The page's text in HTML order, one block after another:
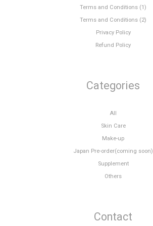
Terms and Conditions (1)
Terms and Conditions (2)
Privacy Policy
Refund Policy
Categories
All
Skin Care
Make-up
Japan Pre-order(coming soon)
Supplement
Others
Contact